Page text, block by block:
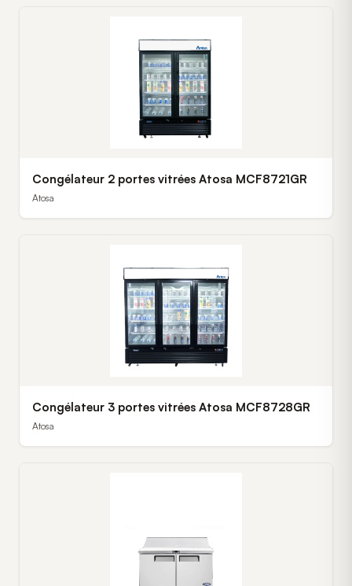
Congélateur 2 portes vitrées Atosa MCF8721GR
Atosa
Congélateur 3 portes vitrées Atosa MCF8728GR
Atosa